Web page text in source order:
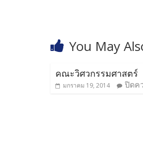
You May
คณะวิศวกรรมศาสตร์
มกราคม 19, 2014 ปิดค